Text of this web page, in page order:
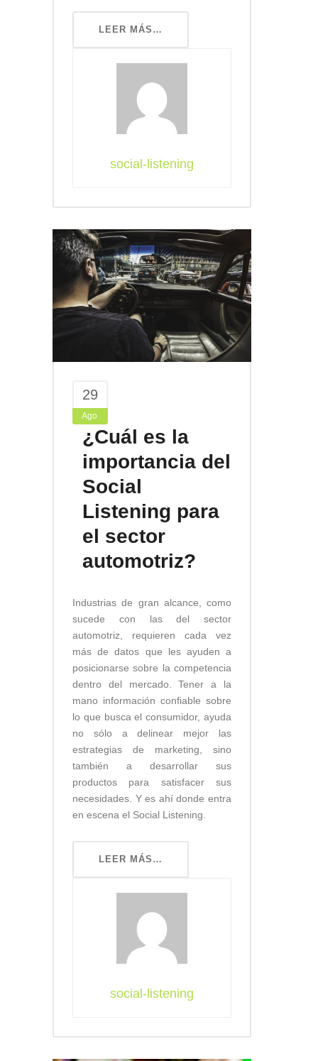
LEER MÁS…
social-listening
29
Ago
¿Cuál es la
importancia del
Social
Listening para
el sector
automotriz?
Industrias de gran alcance, como
sucede con las del sector
automotriz, requieren cada vez
más de datos que les ayuden a
posicionarse sobre la competencia
dentro del mercado. Tener a la
mano información confiable sobre
lo que busca el consumidor, ayuda
no sólo a delinear mejor las
estrategias de marketing, sino
también a desarrollar sus
productos para satisfacer sus
necesidades. Y es ahí donde entra
en escena el Social Listening.
LEER MÁS…
social-listening